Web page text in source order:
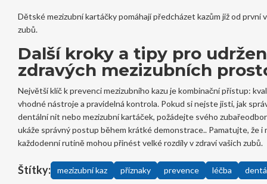
Dětské mezizubní kartáčky pomáhají předcházet kazům již od první
zubů.
Další kroky a tipy pro
zdravých mezizubních
Největší klíč k prevenci mezizubního kazu je kombinační přístup:
vhodné nástroje a pravidelná kontrola. Pokud si nejste jisti, jak
dentální nit nebo mezizubní kartáček, požádejte svého zubaře
ukáže správný postup během krátké demonstrace.. Pamatujte, že i
každodenní rutině mohou přinést velké rozdíly v zdraví vašich zubů.
Štítky: mezizubní kaz příznaky prevence léčba